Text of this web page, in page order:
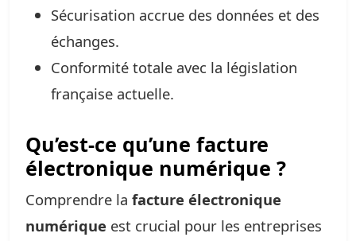
Sécurisation accrue des données et des
échanges.
Conformité totale avec la législation
française actuelle.
Qu’est-ce qu’une facture
électronique numérique ?
Comprendre la facture électronique
numérique est crucial pour les entreprises